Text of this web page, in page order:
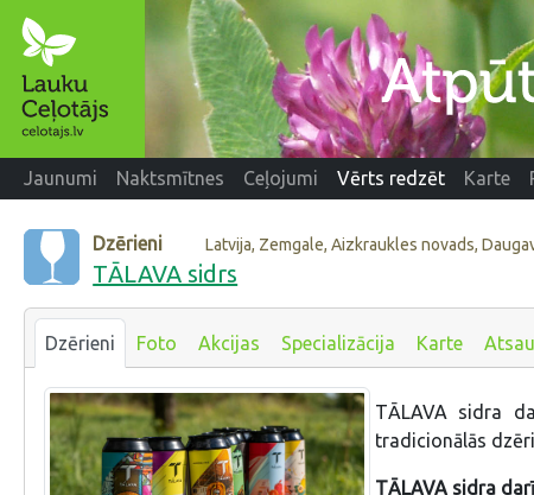
Jaunumi Naktsmītnes Ceļojumi Vērts redzēt Karte
Dzērieni Latvija, Zemgale, Aizkraukles novads,
TĀLAVA sidrs
Dzērieni Foto Akcijas Specializācija Karte
TĀLAVA sidra
tradicionālās
TĀLAVA sidra